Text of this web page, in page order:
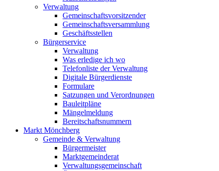
Verwaltung
Gemeinschaftsvorsitzender
Gemeinschaftsversammlung
Geschäftsstellen
Bürgerservice
Verwaltung
Was erledige ich wo
Telefonliste der Verwaltung
Digitale Bürgerdienste
Formulare
Satzungen und Verordnungen
Bauleitpläne
Mängelmeldung
Bereitschaftsnummern
Markt Mönchberg
Gemeinde & Verwaltung
Bürgermeister
Marktgemeinderat
Verwaltungsgemeinschaft